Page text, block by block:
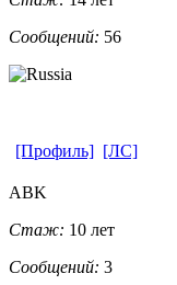
Сообщений: 56
[Профиль] [ЛС]
ABK
Стаж: 10 лет
Сообщений: 3